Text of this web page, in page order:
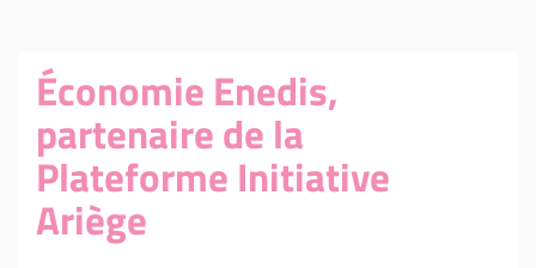
Économie Enedis,
partenaire de la
Plateforme Initiative
Ariège